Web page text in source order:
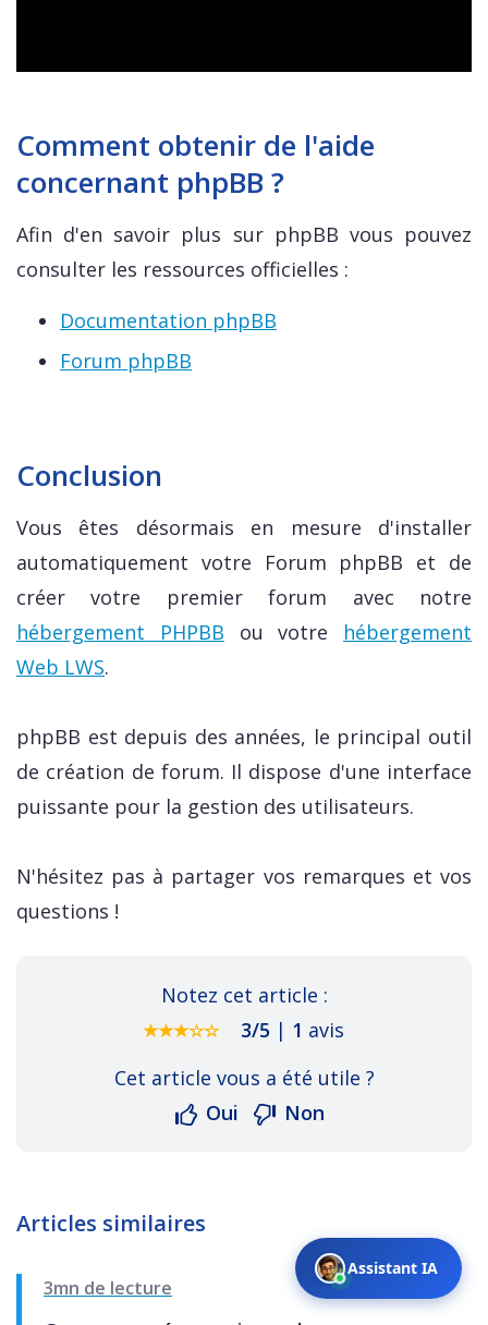
Comment obtenir de l'aide
concernant phpBB ?
Afin d'en savoir plus sur phpBB vous pouvez
consulter les ressources officielles :
Documentation phpBB
Forum phpBB
Conclusion
Vous êtes désormais en mesure d'installer
automatiquement votre Forum phpBB et de
créer votre premier forum avec notre
hébergement PHPBB ou votre hébergement
Web LWS.
phpBB est depuis des années, le principal outil
de création de forum. Il dispose d'une interface
puissante pour la gestion des utilisateurs.
N'hésitez pas à partager vos remarques et vos
questions !
Notez cet article :
3/5 | 1 avis
Cet article vous a été utile ?
Oui
Non
Articles similaires
3mn de lecture
Assistant IA